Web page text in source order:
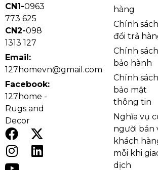
Thảm Lông Mềm Trắng Tại
Ưu điểm nổi bật của
mềm trắng
1. Bề mặt lông mềm mại,
CN1-0963
773 625
CN2-098
1313 127
Email:
127homevn@gmail.com
Facebook:
127home -
Rugs and
Decor
hàng
Chính sách
đổi trả
Chính sách
bảo hành
Chính sách
bảo mật
thông tin
Nghĩa vụ
người bán
khách
mỗi khi
dịch